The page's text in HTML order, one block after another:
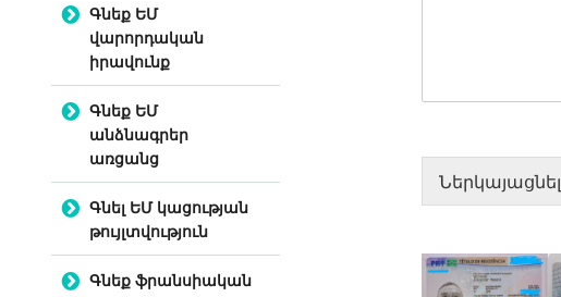
Ներկայացնել
Գնեք ԵՄ
վարորդական
իրավունք
Գնեք ԵՄ
անձնագրեր
առցանց
Գնել ԵՄ կացության
թույլտվություն
Գնեք ֆրանսիական